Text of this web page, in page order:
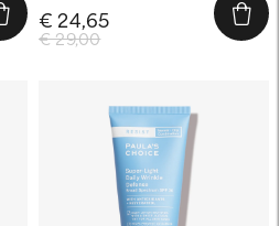
€ 29,00
€ 24,65